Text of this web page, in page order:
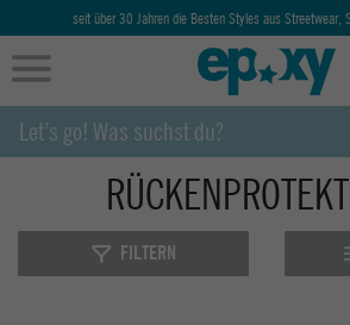
seit über 30 Jahren die Besten Styles aus Streetwear,
FILTERN